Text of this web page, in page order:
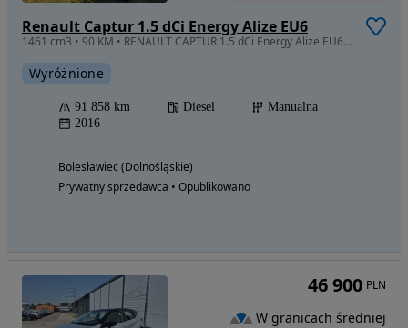
Renault Captur 1.5 dCi Energy Alize EU6
1461 cm3 • 90 KM • RENAULT CAPTUR 1.5 dCi Energy Alize EU6/2016 kupiony w salonie
Wyróżnione
91 858 km Diesel
Manualna
2016
Bolesławiec (Dolnośląskie)
Prywatny sprzedawca • Opublikowano
46 900 PLN
W granicach średniej